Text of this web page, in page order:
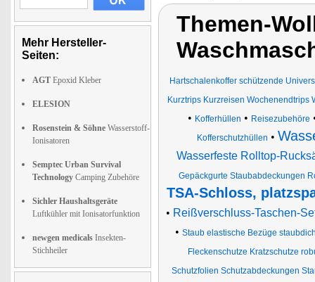
Mehr Hersteller-
Seiten:
AGT Epoxid Kleber
ELESION
Rosenstein & Söhne Wasserstoff-
Ionisatoren
Semptec Urban Survival
Technology Camping Zubehöre
Sichler Haushaltsgeräte
Luftkühler mit Ionisatorfunktion
newgen medicals Insekten-
Stichheiler
Themen-
Hartschalenkoffer schützende
Kurztrips Kurzreisen Wochenendtrips
• Kofferhüllen • Reisezubehöre
Kofferschutzhüllen •
Wasserfeste Rolltop-
Gepäckgurte Staubabdeckungen
TSA-Schloss,
• Reißverschluss-Taschen-
• Staub elastische Bezüge
Fleckenschutze Kratzschutze
Schutzfolien Schutzabdeckungen